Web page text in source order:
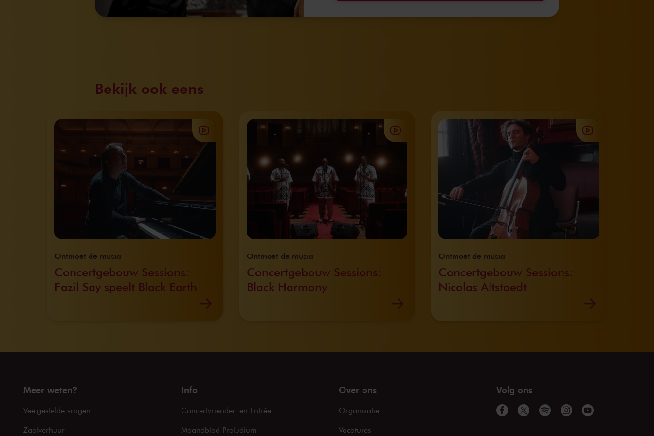
Bekijk ook eens
Concertgebouw Sessions:
Fazil Say speelt Black Earth
Ontmoet de musici
Concertgebouw Sessions:
Black Harmony
Ontmoet de musici
Concertgebouw Sessions:
Nicolas Altstaedt
Ontmoet de musici
Meer weten?
Veelgestelde vragen
Zaalverhuur
Info
Concertvrienden en Entrée
Maandblad Preludium
Over ons
Organisatie
Vacatures
Volg ons